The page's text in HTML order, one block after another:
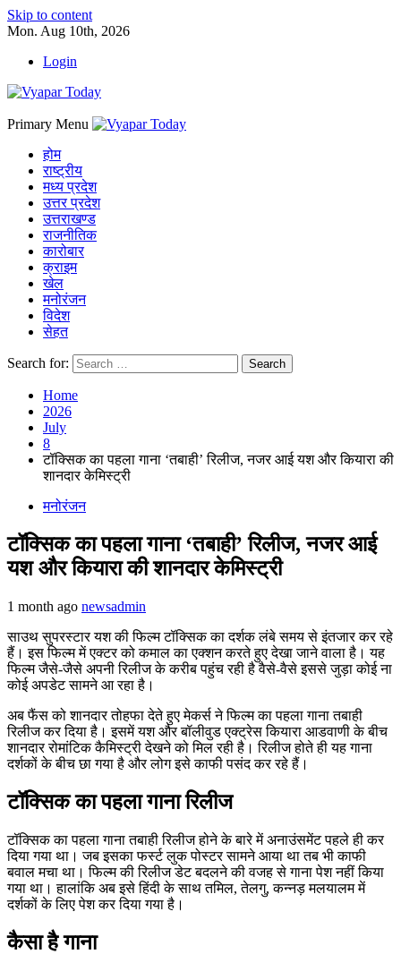
Skip to content
Mon. Aug 10th, 2026
Login
Primary Menu
होम
राष्ट्रीय
मध्य प्रदेश
उत्तर प्रदेश
उत्तराखण्ड
राजनीतिक
कारोबार
क्राइम
खेल
मनोरंजन
विदेश
सेहत
Search for:
Home
2026
July
8
टॉक्सिक का पहला गाना ‘तबाही’ रिलीज, नजर आई यश और कियारा की
शानदार केमिस्ट्री
मनोरंजन
टॉक्सिक का पहला गाना ‘तबाही’ रिलीज, नजर आई
यश और कियारा की शानदार केमिस्ट्री
1 month ago newsadmin
साउथ सुपरस्टार यश की फिल्म टॉक्सिक का दर्शक लंबे समय से इंतजार कर रहे
हैं। इस फिल्म में एक्टर को कमाल का एक्शन करते हुए देखा जाने वाला है। यह
फिल्म जैसे-जैसे अपनी रिलीज के करीब पहुंच रही है वैसे-वैसे इससे जुड़ा कोई ना
कोई अपडेट सामने आ रहा है।
अब फैंस को शानदार तोहफा देते हुए मेकर्स ने फिल्म का पहला गाना तबाही
रिलीज कर दिया है। इसमें यश और बॉलीवुड एक्ट्रेस कियारा आडवाणी के बीच
शानदार रोमांटिक कैमिस्ट्री देखने को मिल रही है। रिलीज होते ही यह गाना
दर्शकों के बीच छा गया है और लोग इसे काफी पसंद कर रहे हैं।
टॉक्सिक का पहला गाना रिलीज
टॉक्सिक का पहला गाना तबाही रिलीज होने के बारे में अनाउंसमेंट पहले ही कर
दिया गया था। जब इसका फर्स्ट लुक पोस्टर सामने आया था तब भी काफी
बवाल मचा था। फिल्म की रिलीज डेट बदलने की वजह से गाना पेश नहीं किया
गया था। हालांकि अब इसे हिंदी के साथ तमिल, तेलगु, कन्नड़ मलयालम में
दर्शकों के लिए पेश कर दिया गया है।
कैसा है गाना